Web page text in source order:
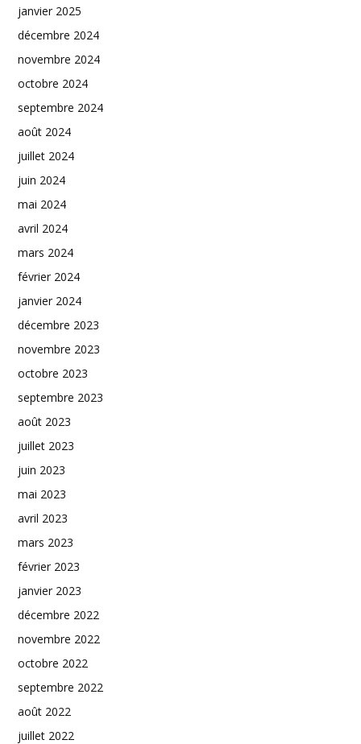
janvier 2025
décembre 2024
novembre 2024
octobre 2024
septembre 2024
août 2024
juillet 2024
juin 2024
mai 2024
avril 2024
mars 2024
février 2024
janvier 2024
décembre 2023
novembre 2023
octobre 2023
septembre 2023
août 2023
juillet 2023
juin 2023
mai 2023
avril 2023
mars 2023
février 2023
janvier 2023
décembre 2022
novembre 2022
octobre 2022
septembre 2022
août 2022
juillet 2022